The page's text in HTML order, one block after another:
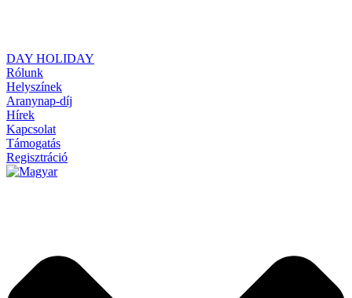
DAY HOLIDAY
Rólunk
Helyszínek
Aranynap-díj
Hírek
Kapcsolat
Támogatás
Regisztráció